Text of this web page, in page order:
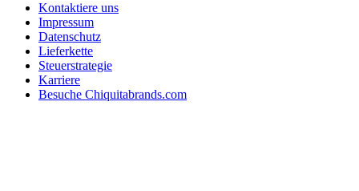
Kontaktiere uns
Impressum
Datenschutz
Lieferkette
Steuerstrategie
Karriere
Besuche Chiquitabrands.com